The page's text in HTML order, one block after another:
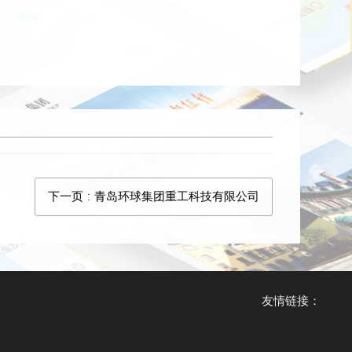
下一页 : 青岛环球集团重工科技有限公司
友情链接：